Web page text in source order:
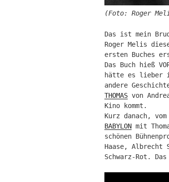
(Foto: Roger
Das ist mein
Roger Melis
ersten Buches
Das Buch hieß
hätte es lieber
andere
THOMAS von
Kino kommt.
Kurz danach,
BABYLON mit
schönen
Haase, Albrecht
Schwarz-Rot.